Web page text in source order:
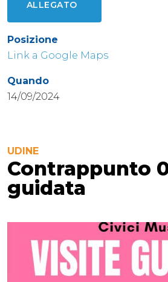
ALLEGATO
Posizione
Link a Google Maps
Quando
14/09/2024
UDINE
Contrappunto
guidata